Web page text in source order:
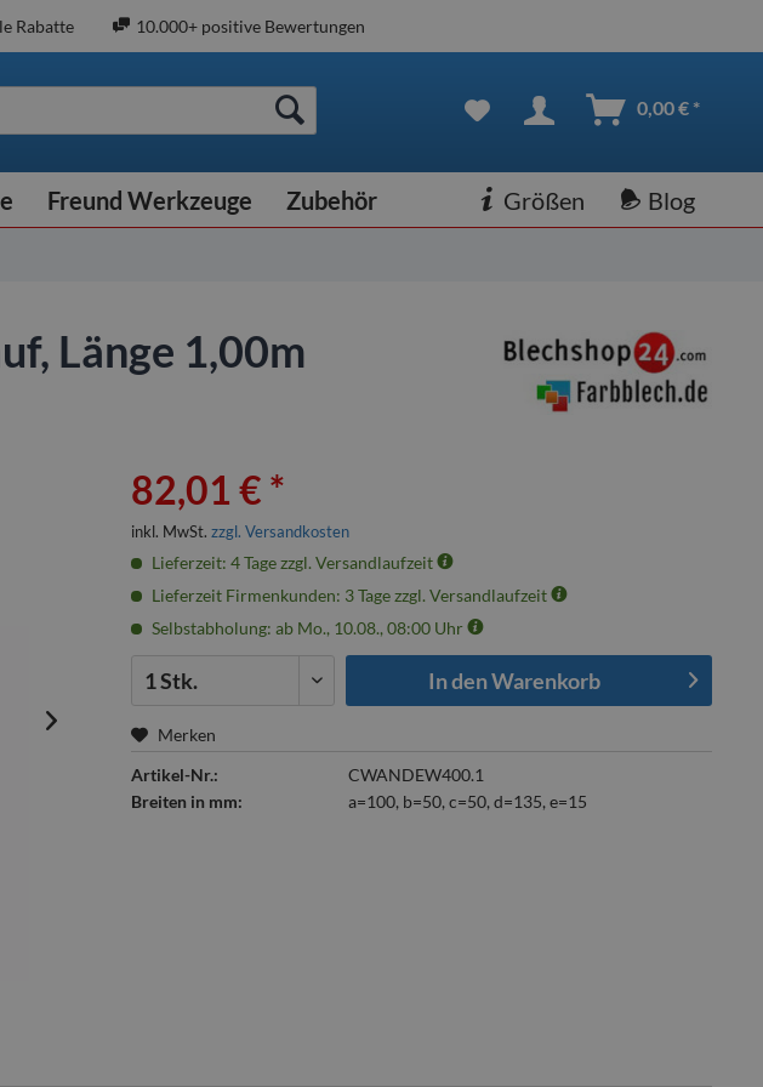
Rabatte 10.000+ positive Bewertungen
0,00 € *
Freund Werkzeuge Zubehör Blog
Größen
Länge 1,00m
82,01 € *
inkl. MwSt.zzgl. Versandkosten
Lieferzeit: 4 Tage zzgl. Versandlaufzeit
Lieferzeit Firmenkunden: 3 Tage zzgl. Versandlaufzeit
Selbstabholung: ab Mo., 10.08., 08:00 Uhr
In denWarenkorb
Merken
Artikel-Nr.:
CWANDEW400.1
Breiten in mm:
a=100, b=50, c=50, d=135, e=15